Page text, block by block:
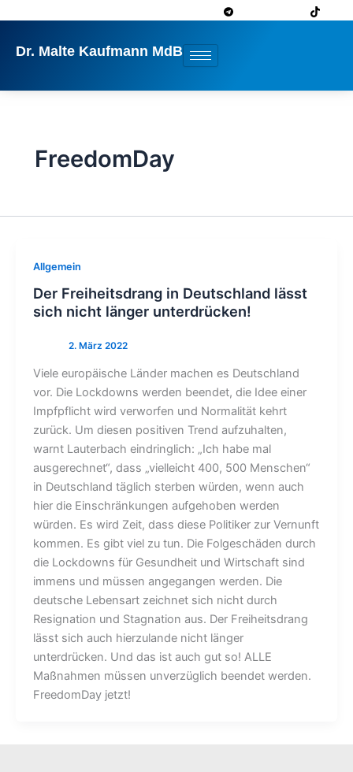
springen
Dr. Malte Kaufmann MdB
FreedomDay
Allgemein
Der Freiheitsdrang in Deutschland lässt
sich nicht länger unterdrücken!
Viele europäische Länder machen es Deutschland
vor. Die Lockdowns werden beendet, die Idee einer
Impfpflicht wird verworfen und Normalität kehrt
zurück. Um diesen positiven Trend aufzuhalten,
warnt Lauterbach eindringlich: „Ich habe mal
ausgerechnet“, dass „vielleicht 400, 500 Menschen“
in Deutschland täglich sterben würden, wenn auch
hier die Einschränkungen aufgehoben werden
würden. Es wird Zeit, dass diese Politiker zur Vernunft
kommen. Es gibt viel zu tun. Die Folgeschäden durch
die Lockdowns für Gesundheit und Wirtschaft sind
immens und müssen angegangen werden. Die
deutsche Lebensart zeichnet sich nicht durch
Resignation und Stagnation aus. Der Freiheitsdrang
lässt sich auch hierzulande nicht länger
unterdrücken. Und das ist auch gut so! ALLE
Maßnahmen müssen unverzüglich beendet werden.
FreedomDay jetzt!